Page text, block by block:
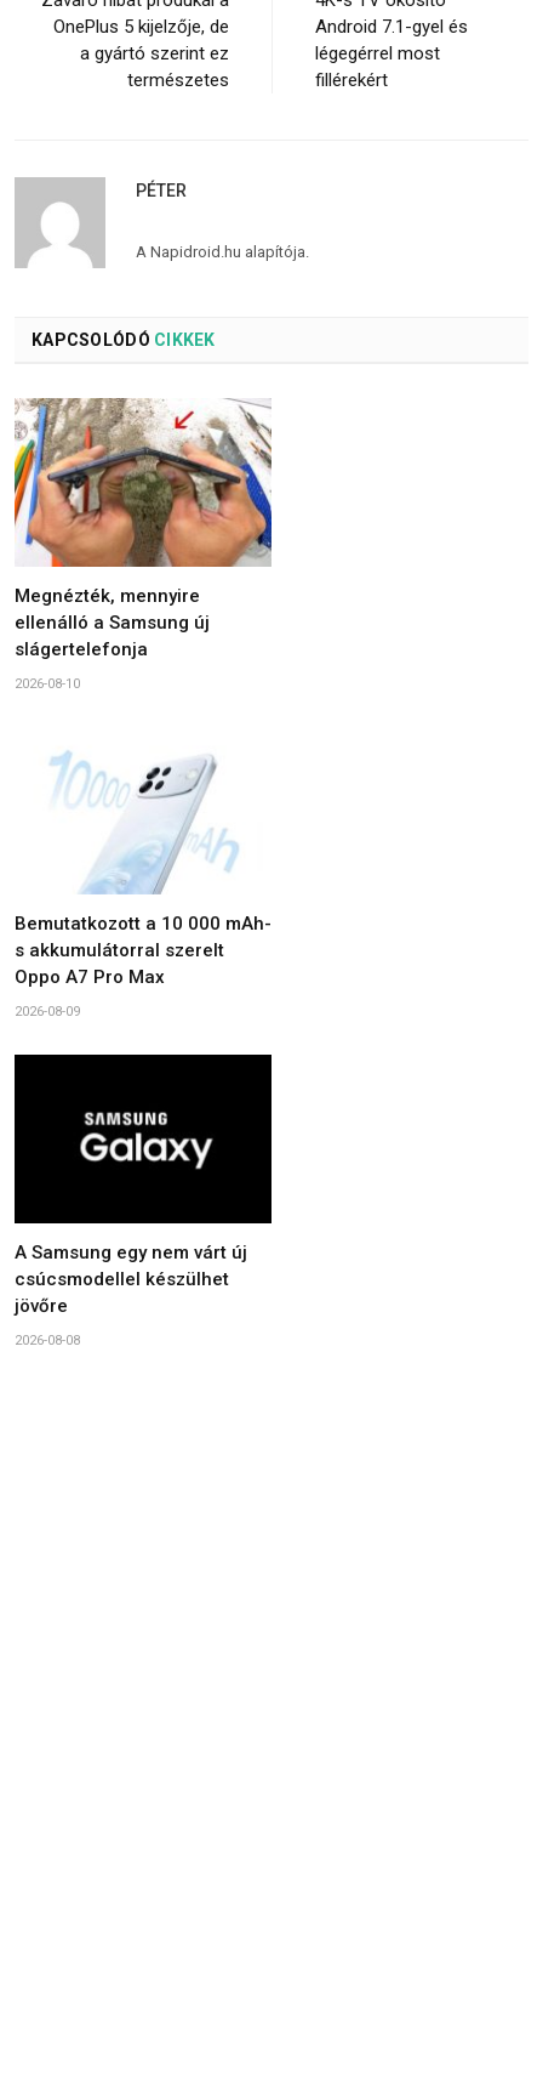
OnePlus 5 kijelzője, de
a gyártó szerint ez
természetes
Android 7.1-gyel és
légegérrel most
fillérekért
PÉTER
A Napidroid.hu alapítója.
KAPCSOLÓDÓ CIKKEK
Megnézték, mennyire
ellenálló a Samsung új
slágertelefonja
2026-08-10
Bemutatkozott a 10 000 mAh-
s akkumulátorral szerelt
Oppo A7 Pro Max
2026-08-09
A Samsung egy nem várt új
csúcsmodellel készülhet
jövőre
2026-08-08